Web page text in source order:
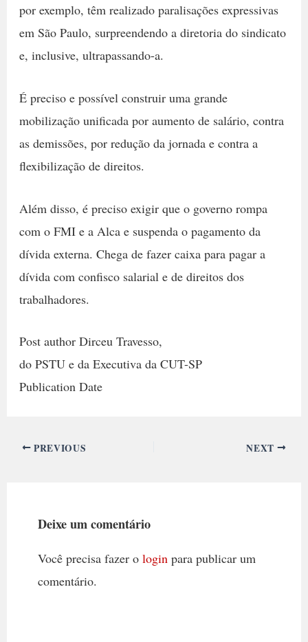
por exemplo, têm realizado paralisações expressivas
em São Paulo, surpreendendo a diretoria do sindicato
e, inclusive, ultrapassando-a.
É preciso e possível construir uma grande
mobilização unificada por aumento de salário, contra
as demissões, por redução da jornada e contra a
flexibilização de direitos.
Além disso, é preciso exigir que o governo rompa
com o FMI e a Alca e suspenda o pagamento da
dívida externa. Chega de fazer caixa para pagar a
dívida com confisco salarial e de direitos dos
trabalhadores.
Post author Dirceu Travesso,
do PSTU e da Executiva da CUT-SP
Publication Date
PREVIOUS NEXT
Deixe um comentário
Você precisa fazer o login para publicar um
comentário.